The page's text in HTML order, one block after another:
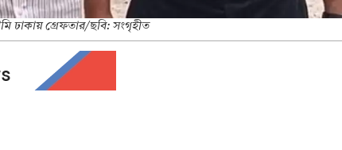
ঢাকায় গ্রেফতার/ছবি: সংগৃহীত